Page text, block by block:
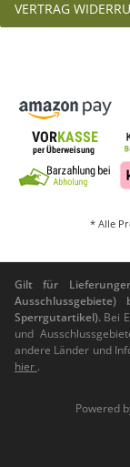
VERTRAG
* Alle
Gilt für
Sperrgutartikel). Bei
und
andere Länder und
hier .
Powered